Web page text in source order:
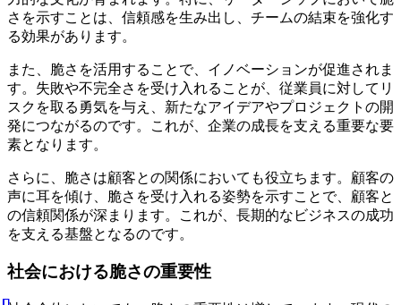
さを示すことは、信頼感を生み出し、チームの結束を強化す
る効果があります。
また、脆さを活用することで、イノベーションが促進されま
す。失敗や不完全さを受け入れることが、従業員に対してリ
スクを取る勇気を与え、新たなアイデアやプロジェクトの開
発につながるのです。これが、企業の成長を支える重要な要
素となります。
さらに、脆さは顧客との関係においても役立ちます。顧客の
声に耳を傾け、脆さを受け入れる姿勢を示すことで、顧客と
の信頼関係が深まります。これが、長期的なビジネスの成功
を支える基盤となるのです。
社会における脆さの重要性